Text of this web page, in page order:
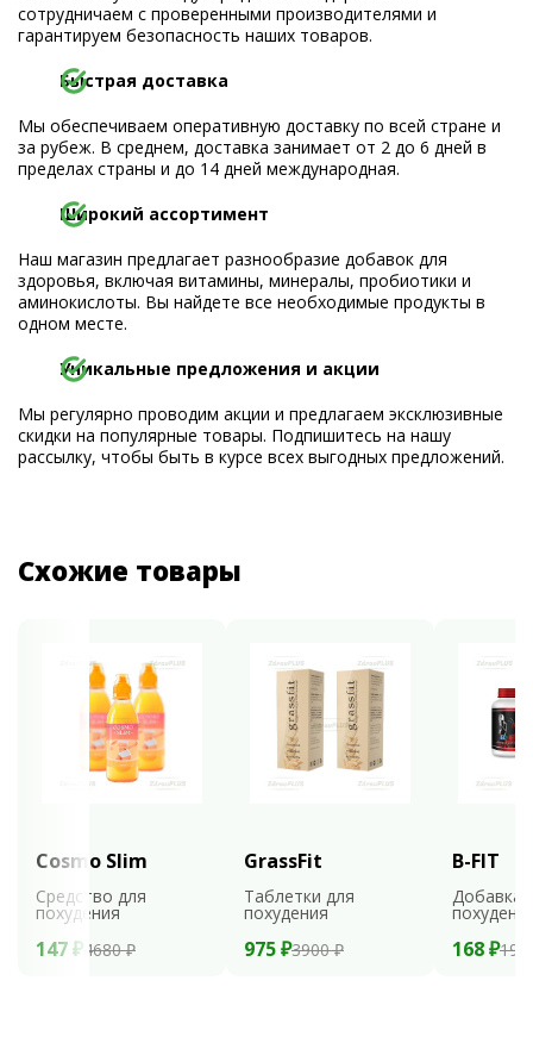
сотрудничаем с проверенными производителями и
гарантируем безопасность наших товаров.
Быстрая доставка
Мы обеспечиваем оперативную доставку по всей стране и
за рубеж. В среднем, доставка занимает от 2 до 6 дней в
пределах страны и до 14 дней международная.
Широкий ассортимент
Наш магазин предлагает разнообразие добавок для
здоровья, включая витамины, минералы, пробиотики и
аминокислоты. Вы найдете все необходимые продукты в
одном месте.
Уникальные предложения и акции
Мы регулярно проводим акции и предлагаем эксклюзивные
скидки на популярные товары. Подпишитесь на нашу
рассылку, чтобы быть в курсе всех выгодных предложений.
Схожие товары
Cosmo Slim
Средство для
похудения
147 ₽ 4680 ₽
GrassFit
Таблетки для
похудения
975 ₽3900 ₽
B-FIT
Добавка
168 ₽